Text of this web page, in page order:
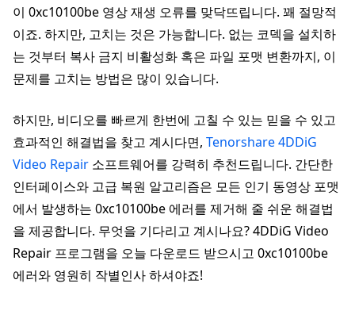
이 0xc10100be 영상 재생 오류를 맞닥뜨립니다. 꽤 절망적
이죠. 하지만, 고치는 것은 가능합니다. 없는 코덱을 설치하
는 것부터 복사 금지 비활성화 혹은 파일 포맷 변환까지, 이
문제를 고치는 방법은 많이 있습니다.
하지만, 비디오를 빠르게 한번에 고칠 수 있는 믿을 수 있고
효과적인 해결법을 찾고 계시다면, Tenorshare 4DDiG
Video Repair 소프트웨어를 강력히 추천드립니다. 간단한
인터페이스와 고급 복원 알고리즘은 모든 인기 동영상 포맷
에서 발생하는 0xc10100be 에러를 제거해 줄 쉬운 해결법
을 제공합니다. 무엇을 기다리고 계시나요? 4DDiG Video
Repair 프로그램을 오늘 다운로드 받으시고 0xc10100be
에러와 영원히 작별인사 하셔야죠!